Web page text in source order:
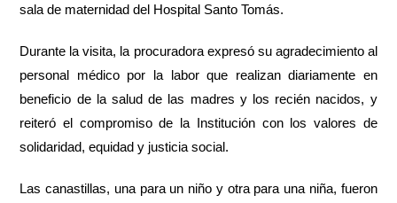
sala de maternidad del Hospital Santo Tomás.
Durante la visita, la procuradora expresó su agradecimiento al
personal médico por la labor que realizan diariamente en
beneficio de la salud de las madres y los recién nacidos, y
reiteró el compromiso de la Institución con los valores de
solidaridad, equidad y justicia social.
Las canastillas, una para un niño y otra para una niña, fueron